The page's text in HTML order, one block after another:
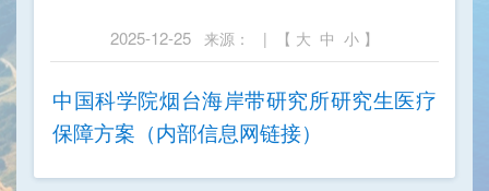
2025-12-25 来源： | 【 大 中 小 】
中国科学院烟台海岸带研究所研究生医疗
保障方案（内部信息网链接）